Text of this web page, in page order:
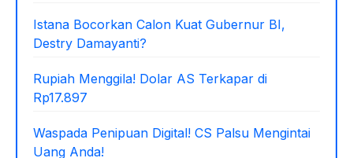
Istana Bocorkan Calon Kuat Gubernur BI,
Destry Damayanti?
Rupiah Menggila! Dolar AS Terkapar di
Rp17.897
Waspada Penipuan Digital! CS Palsu Mengintai
Uang Anda!